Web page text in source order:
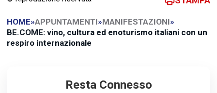
HOME»APPUNTAMENTI»MANIFESTAZIONI»
BE.COME: vino, cultura ed enoturismo italiani con un
respiro internazionale
Resta Connesso